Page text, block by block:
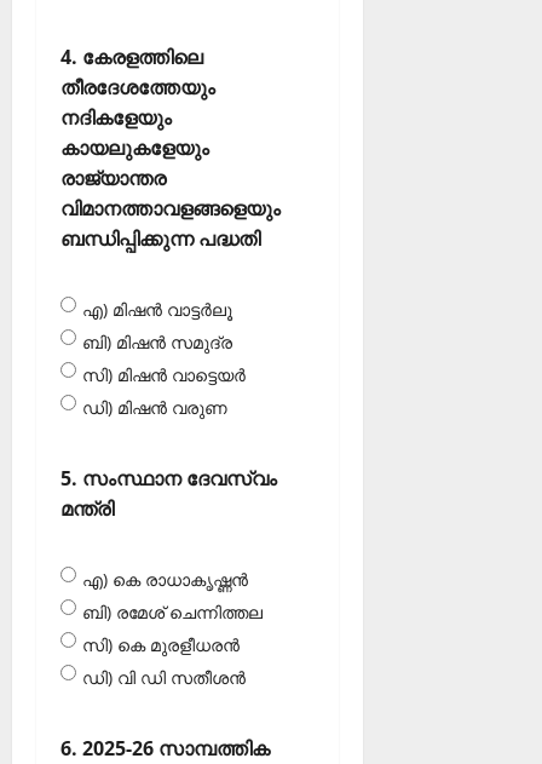
4. കേരളത്തിലെ
തീരദേശത്തേയും
നദികളേയും
കായലുകളേയും
രാജ്യാന്തര
വിമാനത്താവളങ്ങളെയും
ബന്ധിപ്പിക്കുന്ന പദ്ധതി
എ) മിഷൻ വാട്ടർലൂ
ബി) മിഷൻ സമുദ്ര
സി) മിഷൻ വാട്ടെയർ
ഡി) മിഷൻ വരുണ
5. സംസ്ഥാന ദേവസ്വം
മന്ത്രി
എ) കെ രാധാകൃഷ്ണൻ
ബി) രമേശ് ചെന്നിത്തല
സി) കെ മുരളീധരൻ
ഡി) വി ഡി സതീശൻ
6. 2025-26 സാമ്പത്തിക